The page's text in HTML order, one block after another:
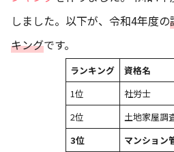
しました。以下が、令和4年度の
キングです。
ランキング 資格名
1位
社労士
2位
土地家屋調
3位
マンション